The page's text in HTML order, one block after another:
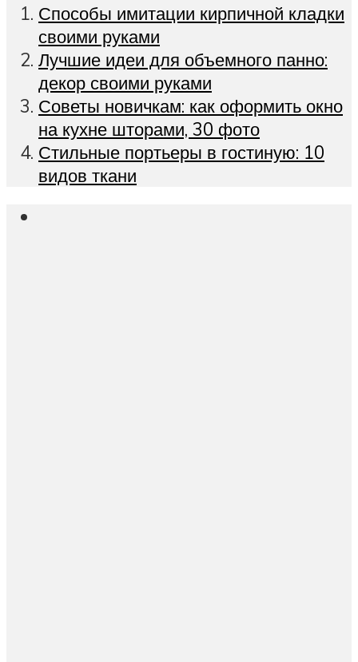
Способы имитации кирпичной кладки
своими руками
Лучшие идеи для объемного панно:
декор своими руками
Советы новичкам: как оформить окно
на кухне шторами, 30 фото
Стильные портьеры в гостиную: 10
видов ткани